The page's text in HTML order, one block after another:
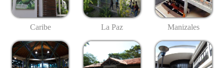
Caribe La Paz Manizales